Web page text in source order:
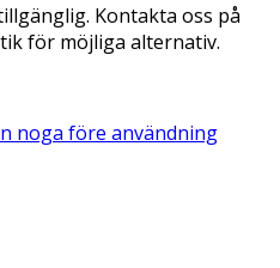
Kontakta oss på
för möjliga alternativ.
noga före användning